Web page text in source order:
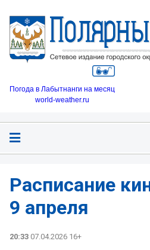
Погода в Лабытнанги на месяц
world-weather.ru
Расписание
9 апреля
20:33 07.04.2026 16+